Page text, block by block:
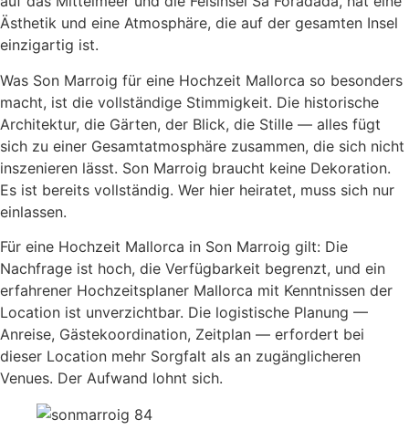
Ästhetik und eine Atmosphäre, die auf der gesamten Insel
einzigartig ist.
Was Son Marroig für eine Hochzeit Mallorca so besonders
macht, ist die vollständige Stimmigkeit. Die historische
Architektur, die Gärten, der Blick, die Stille — alles fügt
sich zu einer Gesamtatmosphäre zusammen, die sich nicht
inszenieren lässt. Son Marroig braucht keine Dekoration.
Es ist bereits vollständig. Wer hier heiratet, muss sich nur
einlassen.
Für eine Hochzeit Mallorca in Son Marroig gilt: Die
Nachfrage ist hoch, die Verfügbarkeit begrenzt, und ein
erfahrener Hochzeitsplaner Mallorca mit Kenntnissen der
Location ist unverzichtbar. Die logistische Planung —
Anreise, Gästekoordination, Zeitplan — erfordert bei
dieser Location mehr Sorgfalt als an zugänglicheren
Venues. Der Aufwand lohnt sich.